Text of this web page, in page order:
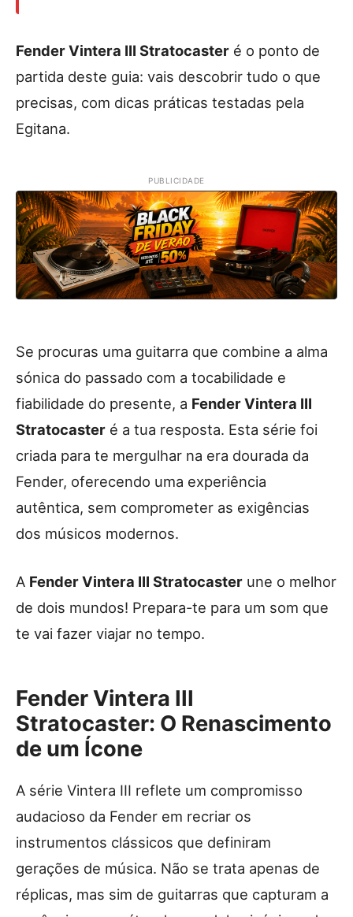
Fender Vintera III Stratocaster é o ponto de
partida deste guia: vais descobrir tudo o que
precisas, com dicas práticas testadas pela
Egitana.
PUBLICIDADE
Se procuras uma guitarra que combine a alma
sónica do passado com a tocabilidade e
fiabilidade do presente, a Fender Vintera III
Stratocaster é a tua resposta. Esta série foi
criada para te mergulhar na era dourada da
Fender, oferecendo uma experiência
autêntica, sem comprometer as exigências
dos músicos modernos.
A Fender Vintera III Stratocaster une o melhor
de dois mundos! Prepara-te para um som que
te vai fazer viajar no tempo.
Fender Vintera III
Stratocaster: O Renascimento
de um Ícone
A série Vintera III reflete um compromisso
audacioso da Fender em recriar os
instrumentos clássicos que definiram
gerações de música. Não se trata apenas de
réplicas, mas sim de guitarras que capturam a